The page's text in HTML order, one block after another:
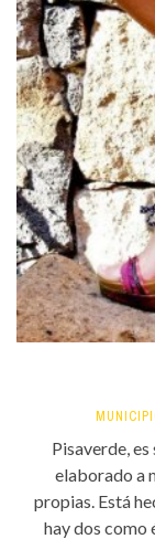
Pisaverde,
elaborado a
propias. Está
hay dos como